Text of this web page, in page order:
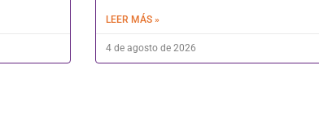
LEER MÁS »
4 de agosto de 2026